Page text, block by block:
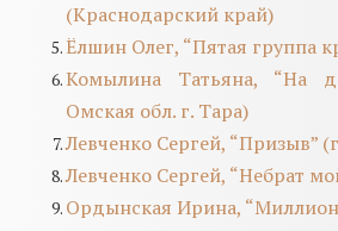
(Краснодарский край)
Ёлшин Олег, “Пятая группа
Комылина Татьяна, “На
Омская обл. г. Тара)
Левченко Сергей, “Призыв”
Левченко Сергей, “Небрат
Ордынская Ирина, “Миллион